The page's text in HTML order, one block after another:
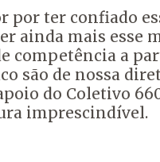
ter confiado
ainda mais esse
competência a
são de nossa
do Coletivo
imprescindível.